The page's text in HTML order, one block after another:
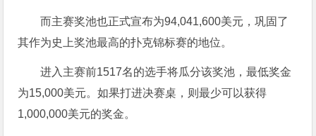
而主赛奖池也正式宣布为94,041,600美元，巩固了
其作为史上奖池最高的扑克锦标赛的地位。
进入主赛前1517名的选手将瓜分该奖池，最低奖金
为15,000美元。如果打进决赛桌，则最少可以获得
1,000,000美元的奖金。